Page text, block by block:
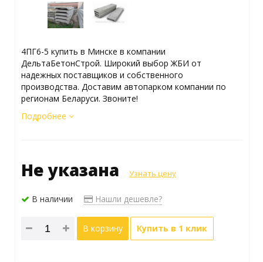
4ПГ6-5 купить в Минске в компании
ДельтаБетонСтрой. Широкий выбор ЖБИ от
надежных поставщиков и собственного
производства. Доставим автопарком компании по
регионам Беларуси. Звоните!
Подробнее
Не указана Узнать цену
В наличии Нашли дешевле?
В корзину Купить в 1 клик